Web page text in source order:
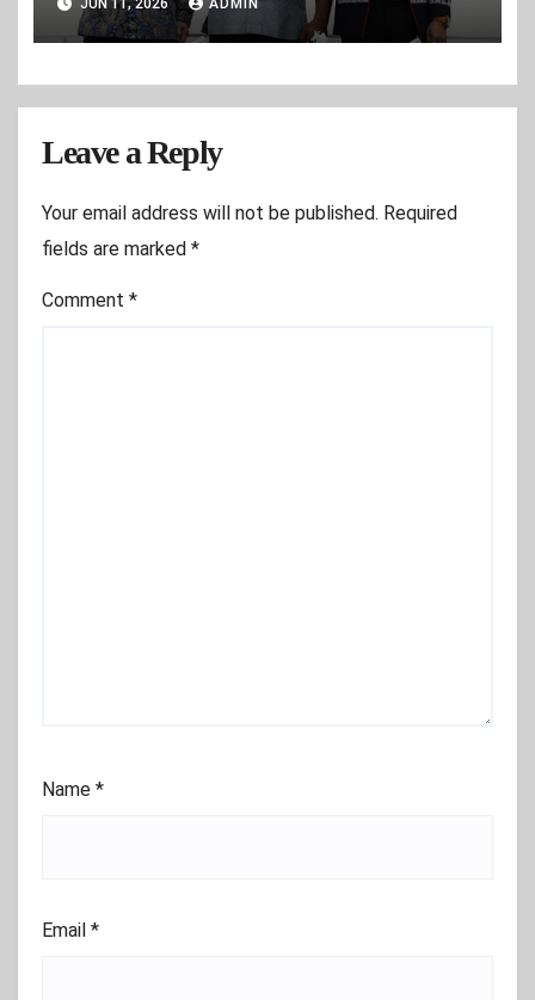
JUN 11, 2026 ADMIN
Leave a Reply
Your email address will not be published. Required
fields are marked *
Comment *
Name *
Email *